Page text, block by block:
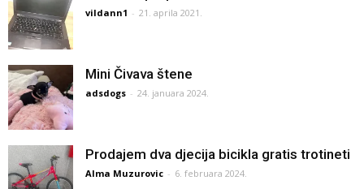
vildann1 - 21. aprila 2021.
Mini Čivava štene
adsdogs - 24. januara 2024.
Prodajem dva djecija bicikla gratis trotineti
Alma Muzurovic - 6. februara 2024.